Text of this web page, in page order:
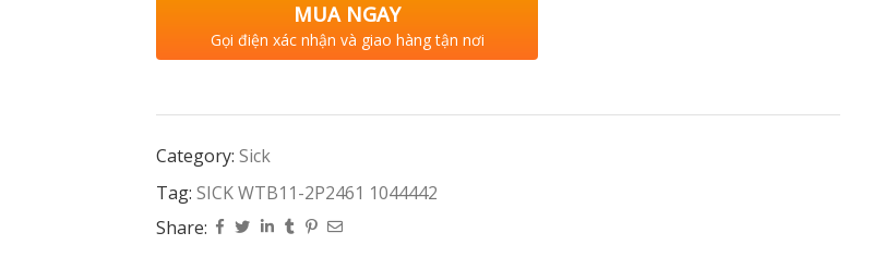
MUA NGAY
Gọi điện xác nhận và giao hàng tận nơi
Category: Sick
Tag: SICK WTB11-2P2461 1044442
Share: